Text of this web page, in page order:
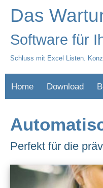
Das
Software für
Schluss mit Excel Listen.
Home Download
Perfekt für die